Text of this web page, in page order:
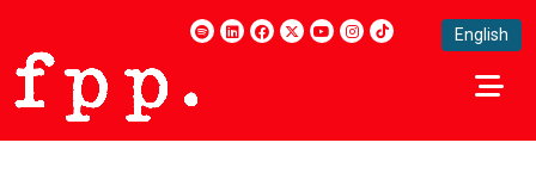
English